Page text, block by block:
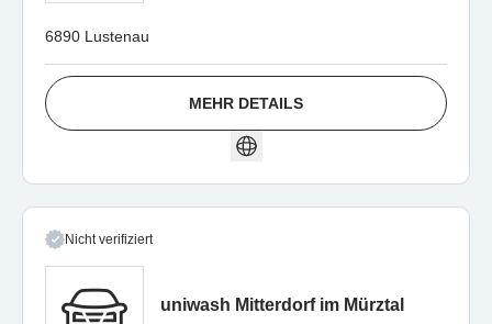
6890 Lustenau
MEHR DETAILS
Nicht verifiziert
uniwash Mitterdorf im Mürztal